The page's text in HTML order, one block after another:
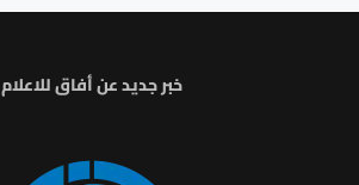
خبر جديد عن أفاق للاعلام